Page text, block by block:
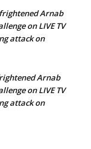
Arnab
on LIVE TV
attack on
Arnab
on LIVE TV
attack on